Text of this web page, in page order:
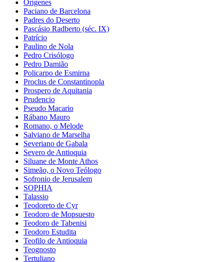
Orígenes
Paciano de Barcelona
Padres do Deserto
Pascásio Radberto (séc. IX)
Patrício
Paulino de Nola
Pedro Crisólogo
Pedro Damião
Policarpo de Esmirna
Proclus de Constantinopla
Prospero de Aquitania
Prudencio
Pseudo Macario
Rábano Mauro
Romano, o Melode
Salviano de Marselha
Severiano de Gabala
Severo de Antioquia
Siluane de Monte Athos
Simeão, o Novo Teólogo
Sofronio de Jerusalem
SOPHIA
Talassio
Teodoreto de Cyr
Teodoro de Mopsuesto
Teodoro de Tabenisi
Teodoro Estudita
Teofilo de Antioquia
Teognosto
Tertuliano